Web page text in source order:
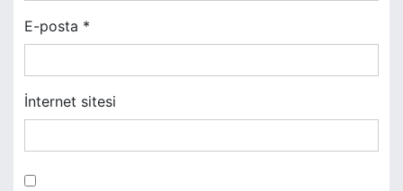
E-posta *
İnternet sitesi